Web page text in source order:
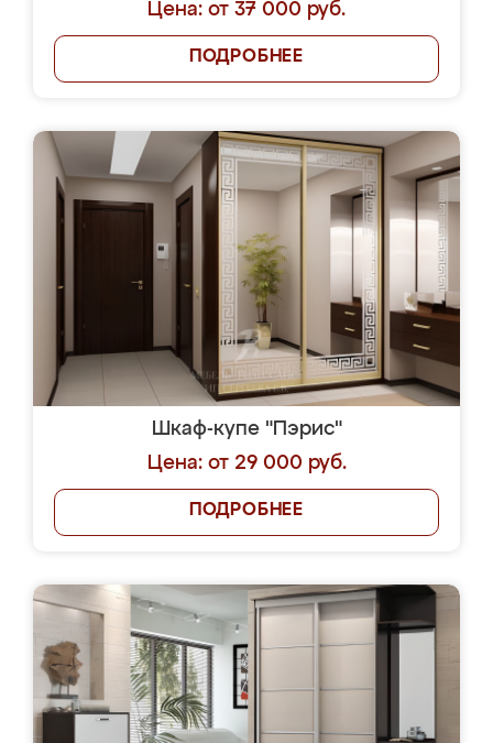
Цена: от 37 000 руб.
ПОДРОБНЕЕ
Шкаф-купе "Пэрис"
Цена: от 29 000 руб.
ПОДРОБНЕЕ